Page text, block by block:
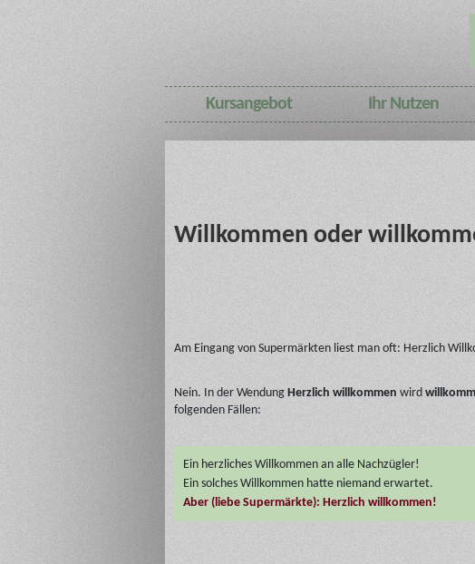
Kursangebot Ihr Nutzen
Willkommen oder
Am Eingang von Supermärkten liest man oft: Herzlich
Nein. In der Wendung Herzlich willkommen wird
folgenden Fällen:
Ein herzliches Willkommen an alle Nachzügler!
Ein solches Willkommen hatte niemand erwartet.
Aber (liebe Supermärkte): Herzlich willkommen!